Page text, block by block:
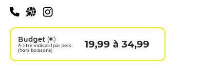
Budget (€)
A titre indicatif par pers.
(hors boissons)
19,99 à 34,99